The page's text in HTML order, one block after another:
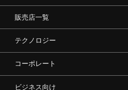
販売店一覧
テクノロジー
コーポレート
ビジネス向け